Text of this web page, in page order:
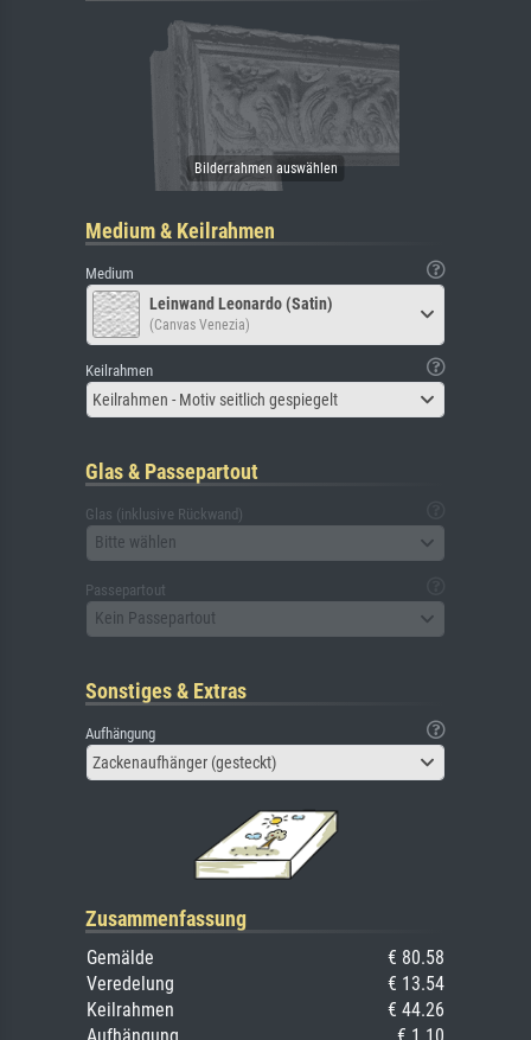
Medium & Keilrahmen
Medium
Leinwand Leonardo (Satin)
(Canvas Venezia)
Keilrahmen
Keilrahmen - Motiv seitlich gespiegelt
Glas & Passepartout
Glas (inklusive Rückwand)
Bitte wählen
Passepartout
Kein Passepartout
Sonstiges & Extras
Aufhängung
Zackenaufhänger (gesteckt)
Zusammenfassung
Gemälde
€ 80.58
Veredelung
€ 13.54
Keilrahmen
€ 44.26